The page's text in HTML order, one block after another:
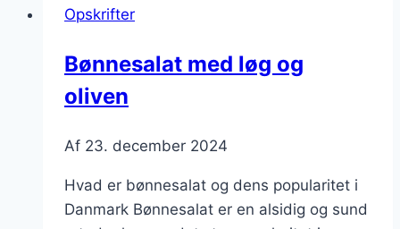
Opskrifter
Bønnesalat med løg og
oliven
Af 23. december 2024
Hvad er bønnesalat og dens popularitet i
Danmark Bønnesalat er en alsidig og sund